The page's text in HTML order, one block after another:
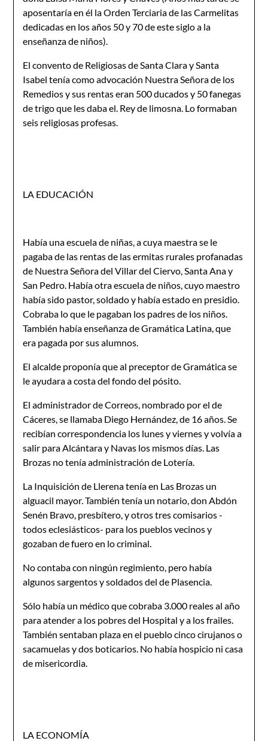
aposentaría en él la Orden Terciaria de las Carmelitas
dedicadas en los años 50 y 70 de este siglo a la
enseñanza de niños).
El convento de Religiosas de Santa Clara y Santa
Isabel tenía como advocación Nuestra Señora de los
Remedios y sus rentas eran 500 ducados y 50 fanegas
de trigo que les daba el. Rey de limosna. Lo forma­ban
seis religiosas profesas.
LA EDUCACIÓN
Había una escuela de niñas, a cuya maestra se le
pagaba de las ren­tas de las ermitas rurales profanadas
de Nuestra Señora del Villar del Ciervo, Santa Ana y
San Pedro. Había otra escuela de niños, cuyo maestro
había sido pastor, soldado y había estado en presidio.
Cobraba lo que le pagaban los padres de los niños.
También había enseñanza de Gramá­tica Latina, que
era pagada por sus alumnos.
El alcalde proponía que al preceptor de Gramática se
le ayudara a costa del fondo del pósito­.
El administrador de Correos, nombrado por el de
Cáceres, se lla­maba Diego Hernández, de 16 años. Se
recibían correspondencia los lunes y viernes y volvía a
salir para Alcántara y Navas los mismos días. ­Las
Brozas no tenía administración de Lotería.
La Inquisición de Llerena tenía en Las Brozas un
alguacil mayor. También tenía un notario, don Abdón
Senén Bravo, presbítero, y otros tres comisarios -
todos eclesiásticos- para los pueblos vecinos y
gozaban de fuero en lo criminal.
No contaba con ningún regimiento, pero había
algunos sargentos y soldados del de Plasencia.
Sólo había un médico que cobraba 3.000 reales al año
para atender a los pobres del Hospital y a los frailes.
También sentaban plaza en el pueblo cinco cirujanos o
sacamuelas y dos boticarios. No había hos­picio ni casa
de misericordia.
LA ECONOMÍA